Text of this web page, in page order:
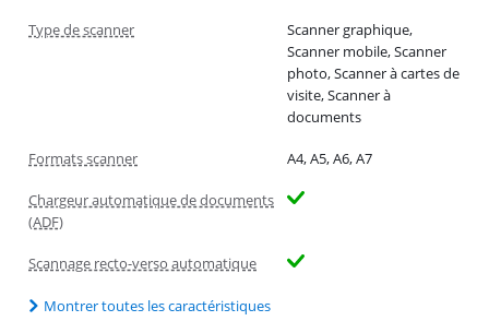
Type de scanner
Scanner graphique,
Scanner mobile, Scanner
photo, Scanner à cartes de
visite, Scanner à
documents
Formats scanner A4, A5, A6, A7
Chargeur automatique de documents
(ADF)
Scannage recto-verso automatique
Montrer toutes les caractéristiques